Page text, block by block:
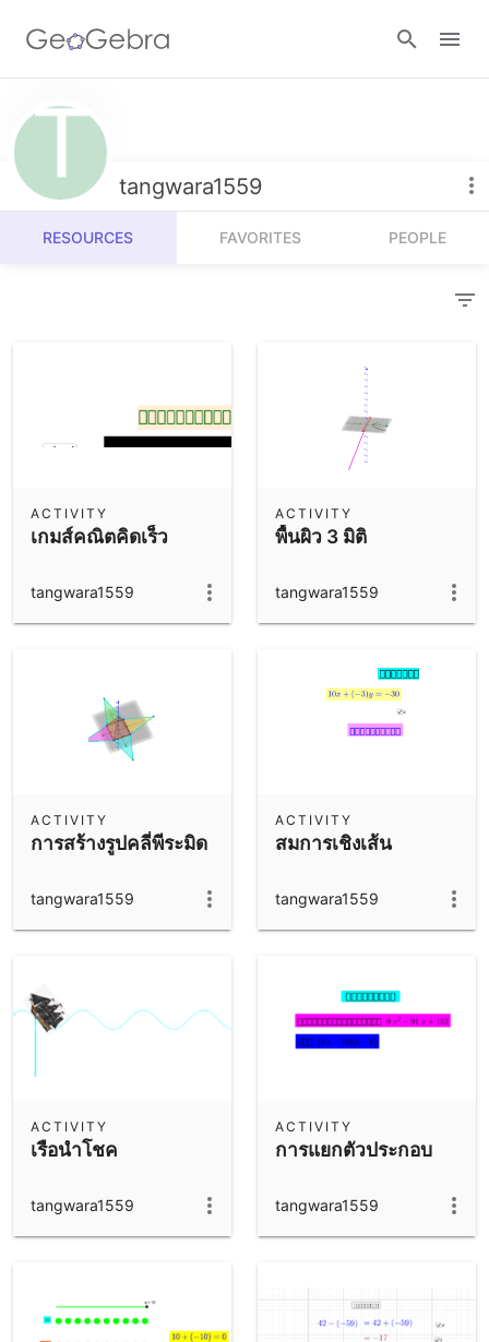
Resources
Number Sense
Algebra
Operations
Community Resources
Calculators
3D Calculator
App Downloads
tangwara1559
RESOURCES FAVORITES PEOPLE
เกมส์คณิตคิดเร็ว
ACTIVITY
tangwara1559
พื้นผิว 3 มิติ
ACTIVITY
tangwara1559
การสร้างรูปคลี่พีระมิด
ACTIVITY
tangwara1559
สมการเชิงเส้น
ACTIVITY
tangwara1559
เรือนำโชค
ACTIVITY
tangwara1559
การแยกตัวประกอบ
ACTIVITY
tangwara1559